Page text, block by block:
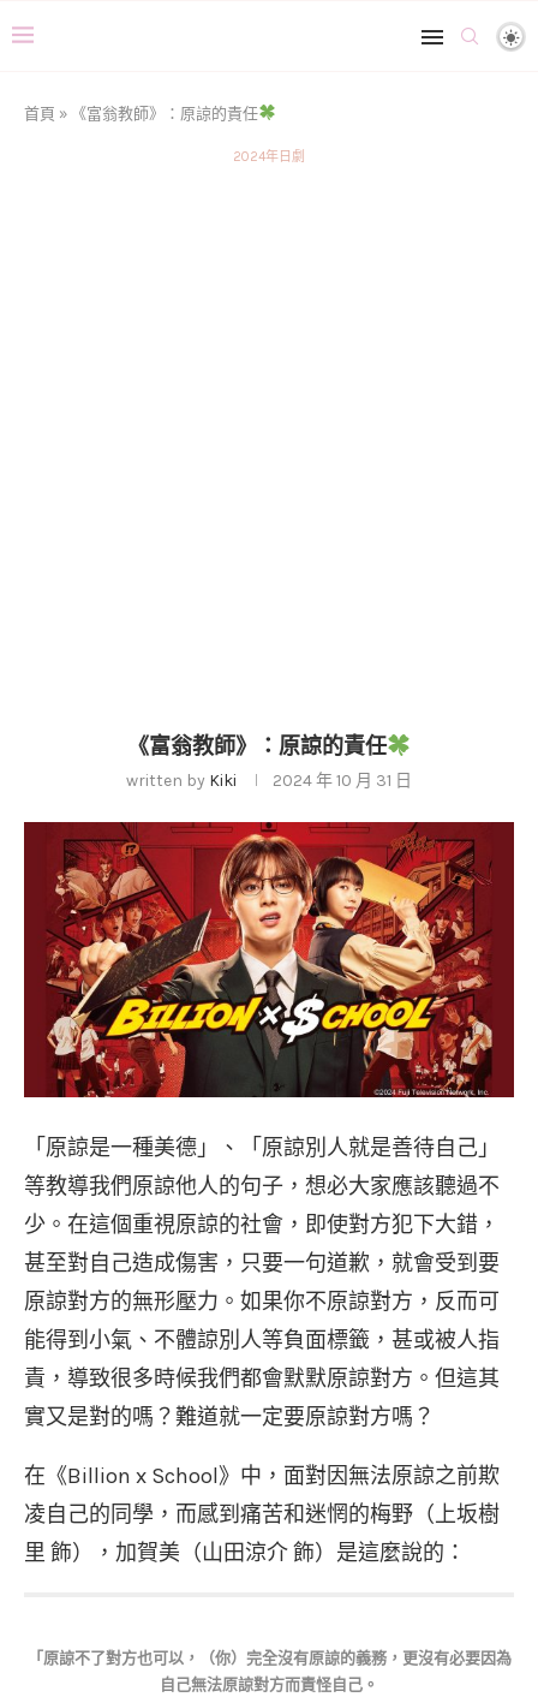
首頁 » 《富翁教師》：原諒的責任
2024年日劇
《富翁教師》：原諒的責任
written by Kiki 2024 年 10 月 31 日
「原諒是一種美德」、「原諒別人就是善待自己」
等教導我們原諒他人的句子，想必大家應該聽過不
少。在這個重視原諒的社會，即使對方犯下大錯，
甚至對自己造成傷害，只要一句道歉，就會受到要
原諒對方的無形壓力。如果你不原諒對方，反而可
能得到小氣、不體諒別人等負面標籤，甚或被人指
責，導致很多時候我們都會默默原諒對方。但這其
實又是對的嗎？難道就一定要原諒對方嗎？
在《Billion x School》中，面對因無法原諒之前欺
凌自己的同學，而感到痛苦和迷惘的梅野（上坂樹
里 飾），加賀美（山田涼介 飾）是這麼說的：
「原諒不了對方也可以，（你）完全沒有原諒的義務，更沒有必要因為
自己無法原諒對方而責怪自己。